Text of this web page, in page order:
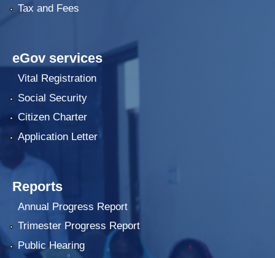
Tax and Fees
eGov services
Vital Registration
Social Security
Citizen Charter
Application Letter
Reports
Annual Progress Report
Trimester Progress Report
Public Hearing